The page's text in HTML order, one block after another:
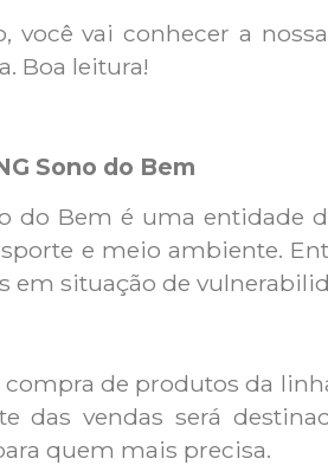
você vai conhecer a
Boa leitura!
Sono do Bem
do Bem é uma entidade
e meio ambiente.
em situação de
compra de produtos da
das vendas será
quem mais precisa.